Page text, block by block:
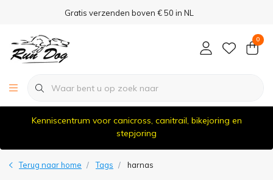
Gratis verzenden boven € 50 in NL
0
Kenniscentrum voor canicross, canitrail, bikejoring en
stepjoring
Terug naar home Tags harnas